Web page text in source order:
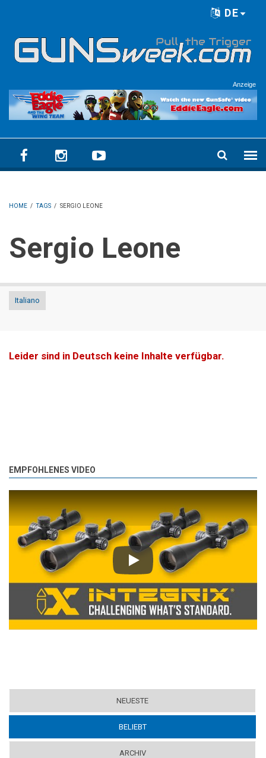
DE
Anzeige
HOME / TAGS / SERGIO LEONE
Sergio Leone
Italiano
Leider sind in Deutsch keine Inhalte verfügbar.
EMPFOHLENES VIDEO
Play
NEUESTE
BELIEBT(ACTIVE TAB)
ARCHIV